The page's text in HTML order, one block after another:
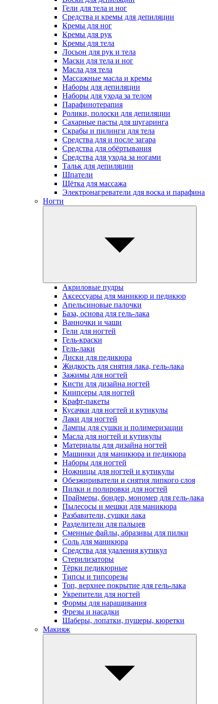
Гели для тела и ног
Средства и кремы для депиляции
Кремы для ног
Кремы для рук
Кремы для тела
Лосьон для рук и тела
Маски для тела и ног
Масла для тела
Массажные масла и кремы
Наборы для депиляции
Наборы для ухода за телом
Парафинотерапия
Ролики, полоски для депиляции
Сахарные пасты для шугаринга
Скрабы и пилинги для тела
Средства для и после загара
Средства для обёртывания
Средства для ухода за ногами
Тальк для депиляции
Шпатели
Щётка для массажа
Электронагреватели для воска и парафина
Ногти
Акриловые пудры
Аксессуары для маникюр и педикюр
Апельсиновые палочки
База, основа для гель-лака
Ванночки и чаши
Гели для ногтей
Гель-краски
Гель-лаки
Диски для педикюра
Жидкость для снятия лака, гель-лака
Зажимы для ногтей
Кисти для дизайна ногтей
Книпсеры для ногтей
Крафт-пакеты
Кусачки для ногтей и кутикулы
Лаки для ногтей
Лампы для сушки и полимеризации
Масла для ногтей и кутикулы
Материалы для дизайна ногтей
Машинки для маникюра и педикюра
Наборы для ногтей
Ножницы для ногтей и кутикулы
Обезжириватели и снятия липкого слоя
Пилки и полировки для ногтей
Праймеры, бондер, мономер для гель-лака
Пылесосы и мешки для маникюра
Разбавители, сушки лака
Разделители для пальцев
Сменные файлы, абразивы для пилки
Соль для маникюра
Средства для удаления кутикул
Стерилизаторы
Тёрки педикюрные
Типсы и типсорезы
Топ, верхнее покрытие для гель-лака
Укрепители для ногтей
Формы для наращивания
Фрезы и насадки
Шаберы, лопатки, пушеры, кюретки
Макияж